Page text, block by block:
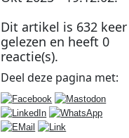
Dit artikel is 632 keer
gelezen en heeft0
reactie(s).
Deel deze pagina met: